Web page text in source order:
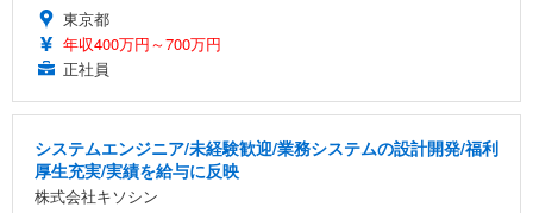
東京都
年収400万円～700万円
正社員
システムエンジニア/未経験歓迎/業務システムの設計開発/福利
厚生充実/実績を給与に反映
株式会社キソシン